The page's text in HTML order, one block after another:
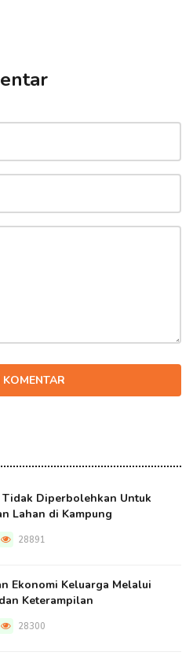
KOMENTAR
Tidak Diperbolehkan Untuk
Lahan di Kampung
28891
Ekonomi Keluarga Melalui
Keterampilan
28300